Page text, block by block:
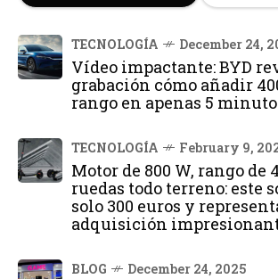
TECNOLOGÍA December 24,
Vídeo impactante: BYD
grabación cómo añadir
rango en apenas 5
TECNOLOGÍA February 9,
Motor de 800 W, rango de
ruedas todo terreno: este
solo 300 euros y
adquisición
BLOG December 24, 2025